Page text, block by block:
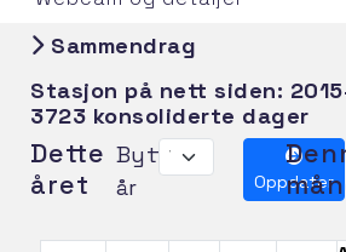
Sammendrag
Stasjon på nett siden:
3723 konsoliderte dager
Dette
året
Bytt
år
Oppdater